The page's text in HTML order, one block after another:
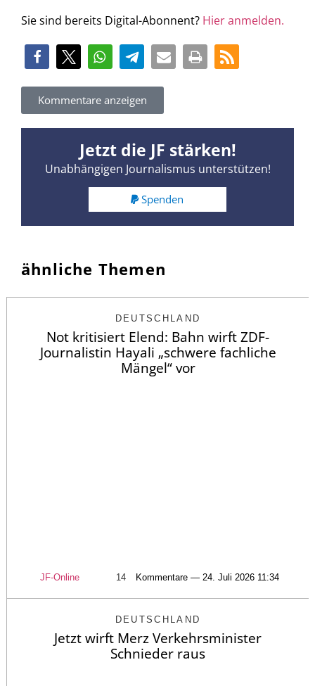
Sie sind bereits Digital-Abonnent? Hier anmelden.
Kommentare anzeigen
Jetzt die JF stärken!
Unabhängigen Journalismus unterstützen!
Spenden
ähnliche Themen
DEUTSCHLAND
Not kritisiert Elend: Bahn wirft ZDF-
Journalistin Hayali „schwere fachliche
Mängel“ vor
JF-Online 14 Kommentare — 24. Juli 2026 11:34
DEUTSCHLAND
Jetzt wirft Merz Verkehrsminister
Schnieder raus